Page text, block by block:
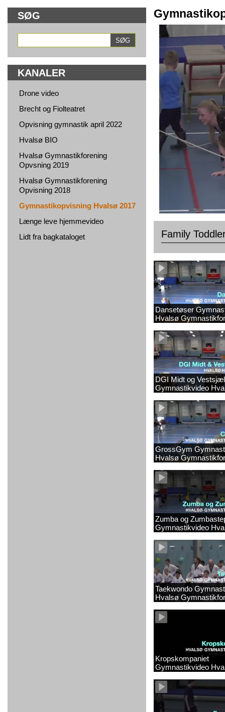
SØG
KANALER
Drone video
Brecht og Fiolteatret
Opvisning gymnastik april 2022
Hvalsø BIO
Hvalsø Gymnastikforening
Opvsning 2019
Hvalsø Gymnastikforening
Opvisning 2018
Gymnastikopvisning Hvalsø 2017
Længe leve hjemmevideo
Lidt fra bagkataloget
Family
Dansetøser
Hvalsø
DGI Midt og
Gymnastikvideo
GrossGym
Hvalsø
Zumba og
Gymnastikvideo
Taekwondo
Hvalsø
Kropskompaniet
Gymnastikvideo